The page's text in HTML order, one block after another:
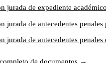
jurada de expediente
jurada de antecedentes penales
jurada de antecedentes penales